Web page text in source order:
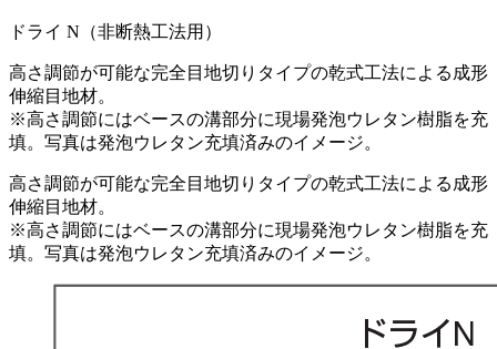
ドライ N（非断熱工法用）
高さ調節が可能な完全目地切りタイプの乾式工法による成形
伸縮目地材。
※高さ調節にはベースの溝部分に現場発泡ウレタン樹脂を充
填。写真は発泡ウレタン充填済みのイメージ。
高さ調節が可能な完全目地切りタイプの乾式工法による成形
伸縮目地材。
※高さ調節にはベースの溝部分に現場発泡ウレタン樹脂を充
填。写真は発泡ウレタン充填済みのイメージ。